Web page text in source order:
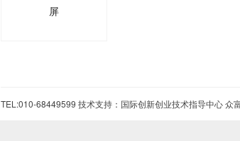
屏
TEL:010-68449599 技术支持：国际创新创业技术指导中心 众